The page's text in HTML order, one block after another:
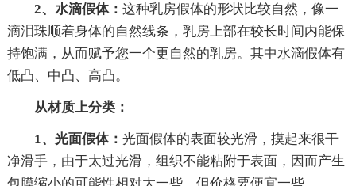
2、水滴假体： 这种乳房假体的形状比较自然，像一
滴泪珠顺着身体的自然线条，乳房上部在较长时间内能保
持饱满，从而赋予您一个更自然的乳房。其中水滴假体有
低凸、中凸、高凸。
从材质上分类：
1、光面假体： 光面假体的表面较光滑，摸起来很干
净滑手，由于太过光滑，组织不能粘附于表面，因而产生
包膜缩小的可能性相对大一些，但价格要便宜一些。